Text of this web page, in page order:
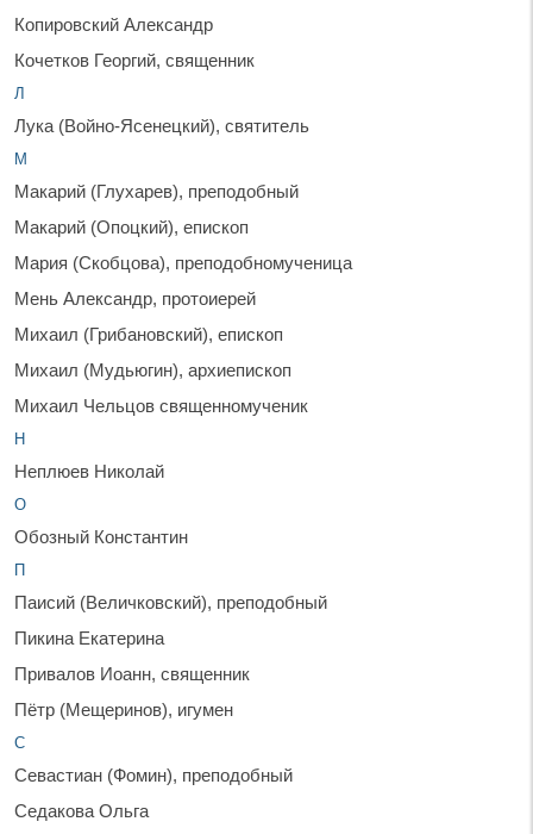
Копировский Александр
Кочетков Георгий, священник
Л
Лука (Войно-Ясенецкий), святитель
М
Макарий (Глухарев), преподобный
Макарий (Опоцкий), епископ
Мария (Скобцова), преподобномученица
Мень Александр, протоиерей
Михаил (Грибановский), епископ
Михаил (Мудьюгин), архиепископ
Михаил Чельцов священномученик
Н
Неплюев Николай
О
Обозный Константин
П
Паисий (Величковский), преподобный
Пикина Екатерина
Привалов Иоанн, священник
Пётр (Мещеринов), игумен
С
Севастиан (Фомин), преподобный
Седакова Ольга